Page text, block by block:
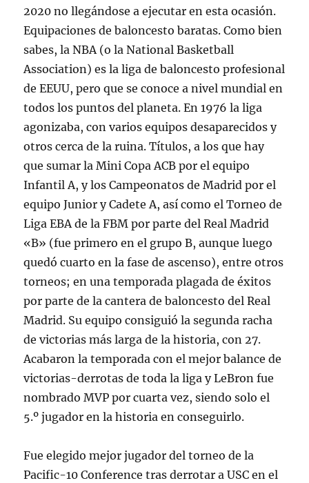
2020 no llegándose a ejecutar en esta ocasión.
Equipaciones de baloncesto baratas. Como bien
sabes, la NBA (o la National Basketball
Association) es la liga de baloncesto profesional
de EEUU, pero que se conoce a nivel mundial en
todos los puntos del planeta. En 1976 la liga
agonizaba, con varios equipos desaparecidos y
otros cerca de la ruina. Títulos, a los que hay
que sumar la Mini Copa ACB por el equipo
Infantil A, y los Campeonatos de Madrid por el
equipo Junior y Cadete A, así como el Torneo de
Liga EBA de la FBM por parte del Real Madrid
«B» (fue primero en el grupo B, aunque luego
quedó cuarto en la fase de ascenso), entre otros
torneos; en una temporada plagada de éxitos
por parte de la cantera de baloncesto del Real
Madrid. Su equipo consiguió la segunda racha
de victorias más larga de la historia, con 27.
Acabaron la temporada con el mejor balance de
victorias-derrotas de toda la liga y LeBron fue
nombrado MVP por cuarta vez, siendo solo el
5.º jugador en la historia en conseguirlo.
Fue elegido mejor jugador del torneo de la
Pacific-10 Conference tras derrotar a USC en el